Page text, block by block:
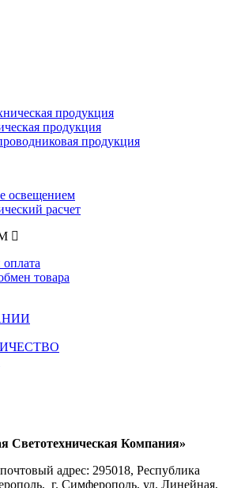
продукция
продукция
продукция
освещением
расчет
оплата
товара
Компания»
адрес: 295018, Республика
г. Симферополь, ул. Линейная,